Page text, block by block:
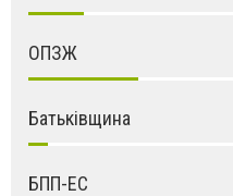
ОПЗЖ
Батьківщина
БПП-ЕС